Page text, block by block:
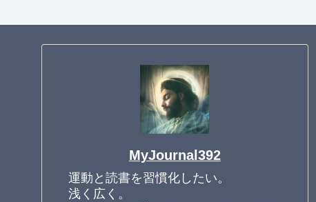
MyJournal392
運動と読書を習慣化したい。
浅く広く。